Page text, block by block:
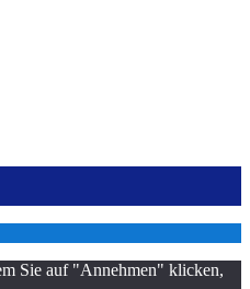
Sie auf "Annehmen" klicken,